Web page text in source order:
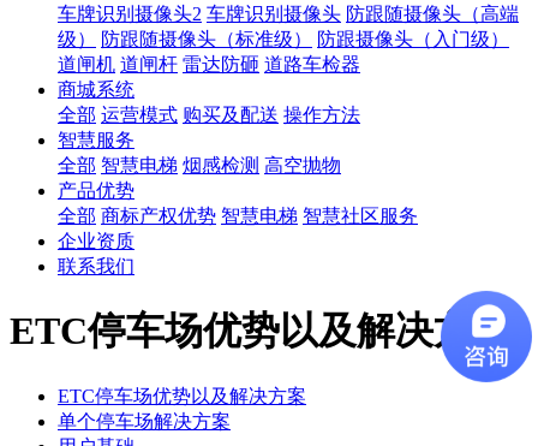
车牌识别摄像头2 车牌识别摄像头 防跟随摄像头（高端
级）
防跟随摄像头（标准级）
防跟摄像头（入门级）
道闸机 道闸杆 雷达防砸 道路车检器
商城系统
全部 运营模式 购买及配送 操作方法
智慧服务
全部 智慧电梯 烟感检测 高空抛物
产品优势
全部 商标产权优势 智慧电梯 智慧社区服务
企业资质
联系我们
ETC停车场优势以及解决方案
ETC停车场优势以及解决方案
单个停车场解决方案